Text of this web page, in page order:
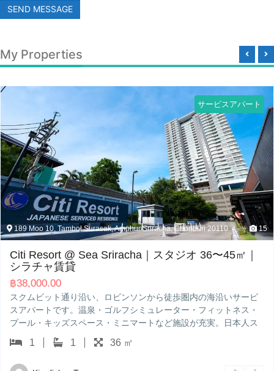
SEND MESSAGE
My Properties
サービスアパート
189 Moo 10, Tambol Surasak, Amphur Sriracha, Chonburi 20110 15
Citi Resort @ Sea Sriracha｜スタジオ 36〜45㎡｜
シラチャ賃貸
฿38,000.00
スクムビット通り沿い、ロビンソンから徒歩圏内の海沿いサービ
スアパートです。温泉・ゴルフシミュレーター・フィットネス・
プール・キッズスペース・ミニマートなど施設が充実。日本人ス
タッフ常駐で安心の管理体制…
1 1 36 ㎡